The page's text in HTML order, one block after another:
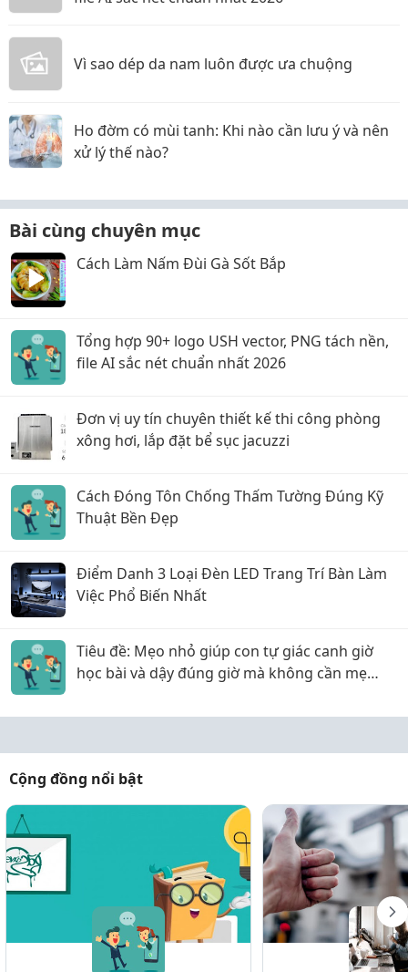
Vì sao dép da nam luôn được ưa chuộng
Ho đờm có mùi tanh: Khi nào cần lưu ý và nên
xử lý thế nào?
Bài cùng chuyên mục
Cách Làm Nấm Đùi Gà Sốt Bắp
Tổng hợp 90+ logo USH vector, PNG tách nền,
file AI sắc nét chuẩn nhất 2026
Đơn vị uy tín chuyên thiết kế thi công phòng
xông hơi, lắp đặt bể sục jacuzzi
Cách Đóng Tôn Chống Thấm Tường Đúng Kỹ
Thuật Bền Đẹp
Điểm Danh 3 Loại Đèn LED Trang Trí Bàn Làm
Việc Phổ Biến Nhất
Tiêu đề: Mẹo nhỏ giúp con tự giác canh giờ
học bài và dậy đúng giờ mà không cần mẹ
Cộng đồng nổi bật